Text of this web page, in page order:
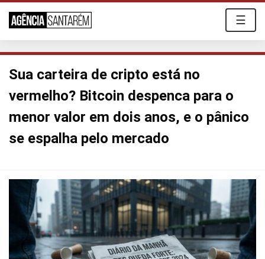
☰
Sua carteira de cripto está no
vermelho? Bitcoin despenca para o
menor valor em dois anos, e o pânico
se espalha pelo mercado